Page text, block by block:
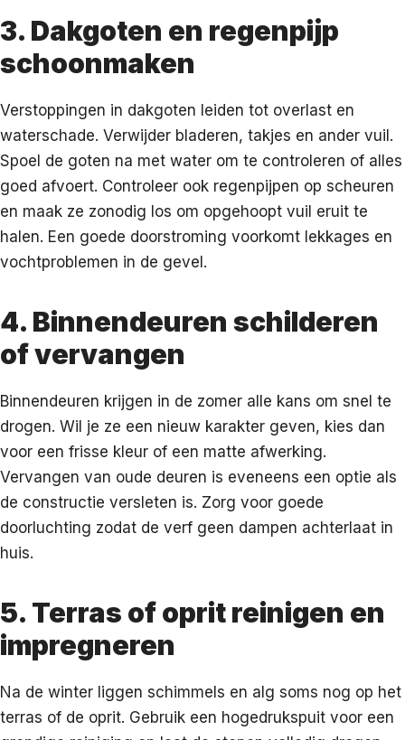
3. Dakgoten en regenpijp
schoonmaken
Verstoppingen in dakgoten leiden tot overlast en
waterschade. Verwijder bladeren, takjes en ander vuil.
Spoel de goten na met water om te controleren of alles
goed afvoert. Controleer ook regenpijpen op scheuren
en maak ze zonodig los om opgehoopt vuil eruit te
halen. Een goede doorstroming voorkomt lekkages en
vochtproblemen in de gevel.
4. Binnendeuren schilderen
of vervangen
Binnendeuren krijgen in de zomer alle kans om snel te
drogen. Wil je ze een nieuw karakter geven, kies dan
voor een frisse kleur of een matte afwerking.
Vervangen van oude deuren is eveneens een optie als
de constructie versleten is. Zorg voor goede
doorluchting zodat de verf geen dampen achterlaat in
huis.
5. Terras of oprit reinigen en
impregneren
Na de winter liggen schimmels en alg soms nog op het
terras of de oprit. Gebruik een hogedrukspuit voor een